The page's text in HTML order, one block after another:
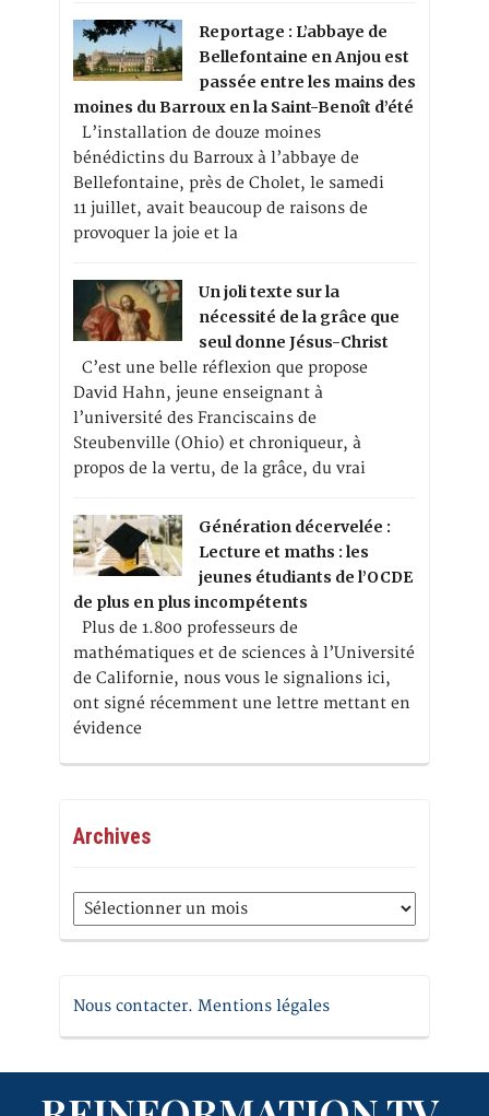
Reportage : L’abbaye de
Bellefontaine en Anjou est
passée entre les mains des
moines du Barroux en la Saint-Benoît d’été
L’installation de douze moines
bénédictins du Barroux à l’abbaye de
Bellefontaine, près de Cholet, le samedi
11 juillet, avait beaucoup de raisons de
provoquer la joie et la
Un joli texte sur la
nécessité de la grâce que
seul donne Jésus-Christ
C’est une belle réflexion que propose
David Hahn, jeune enseignant à
l’université des Franciscains de
Steubenville (Ohio) et chroniqueur, à
propos de la vertu, de la grâce, du vrai
Génération décervelée :
Lecture et maths : les
jeunes étudiants de l’OCDE
de plus en plus incompétents
Plus de 1.800 professeurs de
mathématiques et de sciences à l’Université
de Californie, nous vous le signalions ici,
ont signé récemment une lettre mettant en
évidence
Archives
Archives
Nous contacter. Mentions légales